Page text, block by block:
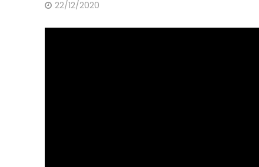
22/12/2020